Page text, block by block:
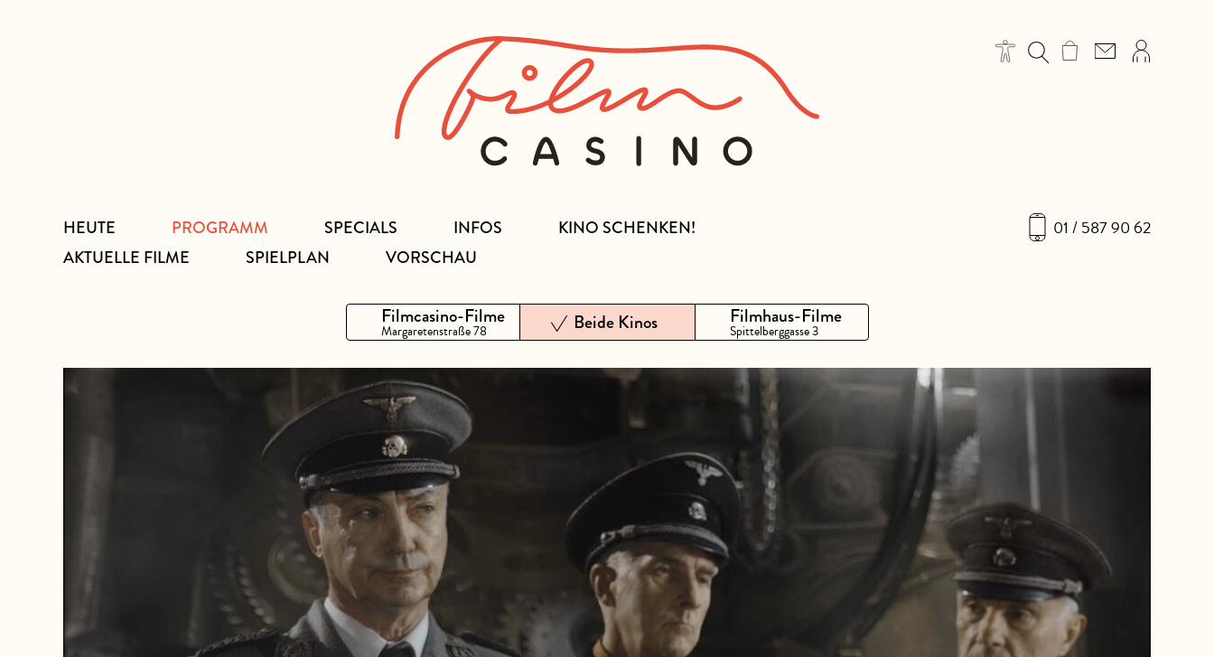
01 / 587 90 62
HEUTE
PROGRAMM
AKTUELLE FILME
SPIELPLAN VORSCHAU
SPECIALS INFOS KINO SCHENKEN!
Filmcasino-Filme
Margaretenstraße 78 Beide Kinos Filmhaus-Filme
Spittelberggasse 3